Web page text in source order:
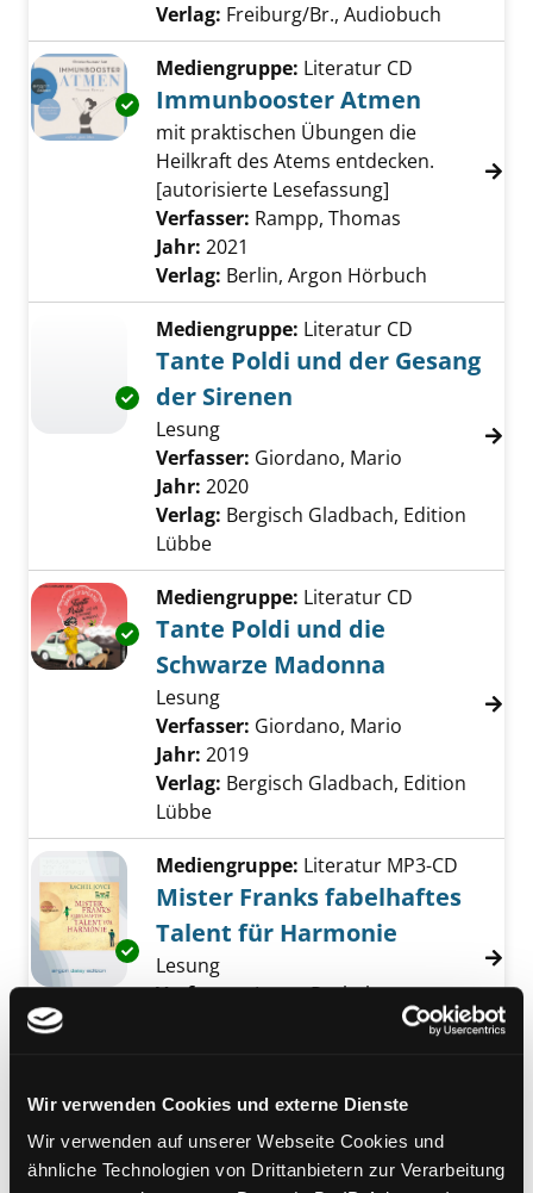
Wir verwenden Cookies und externe Dienste
Wir verwenden auf unserer Webseite Cookies und
ähnliche Technologien von Drittanbietern zur Verarbeitung
Verlag: Freiburg/Br., Audiobuch
Exemplar-Details von Immunbooster Atmen
Mediengruppe: Literatur CD
Immunbooster Atmen
mit praktischen Übungen die
Heilkraft des Atems entdecken.
[autorisierte Lesefassung]
Verfasser: Rampp, Thomas
Jahr: 2021
Verlag: Berlin, Argon Hörbuch
Exemplar-Details von Tante Poldi und der
Mediengruppe: Literatur CD
Tante Poldi und der Gesang
der Sirenen
Lesung
Verfasser: Giordano, Mario
Jahr: 2020
Verlag: Bergisch Gladbach, Edition
Lübbe
Exemplar-Details von Tante Poldi und die
Mediengruppe: Literatur CD
Tante Poldi und die
Schwarze Madonna
Lesung
Verfasser: Giordano, Mario
Jahr: 2019
Verlag: Bergisch Gladbach, Edition
Lübbe
Exemplar-Details von Mister Franks
Mediengruppe: Literatur MP3-CD
Mister Franks fabelhaftes
Talent für Harmonie
Lesung
Verfasser:Joyce, RachelSuche nach
Exemplar-Details von Tante Poldi und der
Mediengruppe:Literatur CD
Tante Poldi und der schöne
Antonio